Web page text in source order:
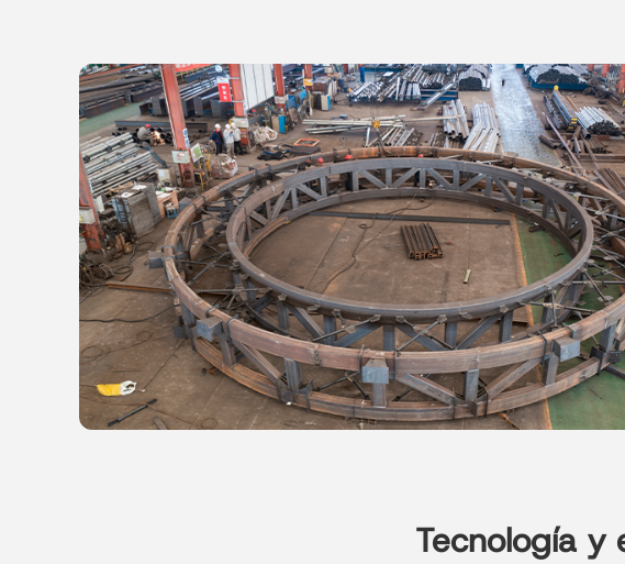
Tecnología y